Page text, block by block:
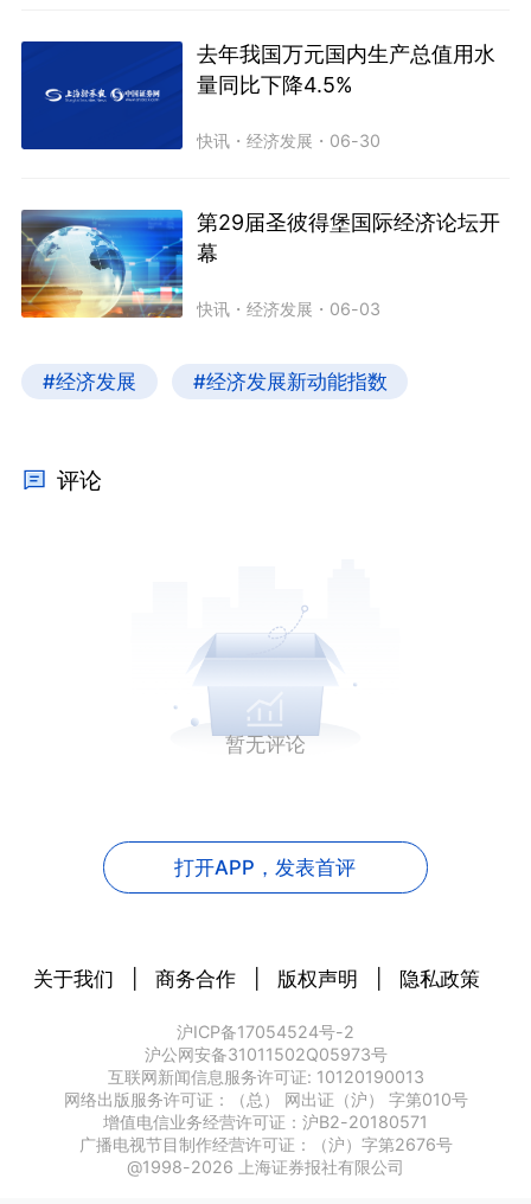
去年我国万元国内生产总值用水
量同比下降4.5%
快讯 ・经济发展 ・ 06-30
第29届圣彼得堡国际经济论坛开
幕
快讯 ・经济发展 ・ 06-03
#经济发展 #经济发展新动能指数
评论
暂无评论
打开APP， 发表首评
关于我们 商务合作 版权声明 隐私政策
沪ICP备17054524号-2
沪公网安备31011502Q05973号
互联网新闻信息服务许可证: 10120190013
网络出版服务许可证：（总） 网出证（沪） 字第010号
增值电信业务经营许可证：沪B2-20180571
广播电视节目制作经营许可证：（沪）字第2676号
@1998-2026 上海证券报社有限公司